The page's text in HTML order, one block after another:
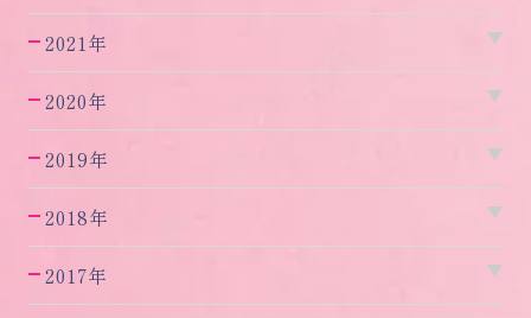
2021年
2020年
2019年
2018年
2017年